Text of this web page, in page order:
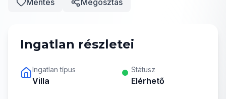
Mentés Megosztás
Ingatlan részletei
Ingatlan típus
Villa
Státusz
Elérhető